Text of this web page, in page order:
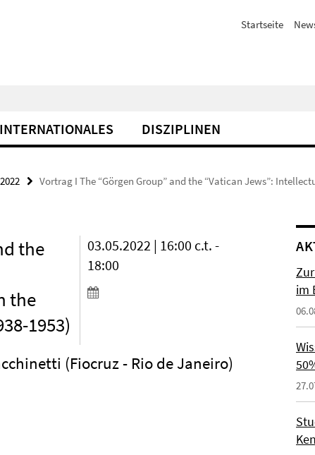
Startseite
INTERNATIONALES DISZIPLINEN
Vortrag I The “Görgen Group” and the “Vatican Jews”:
the
the
1953)
03.05.2022 | 16:00 c.t. -
18:00
(Fiocruz - Rio de Janeiro)
im